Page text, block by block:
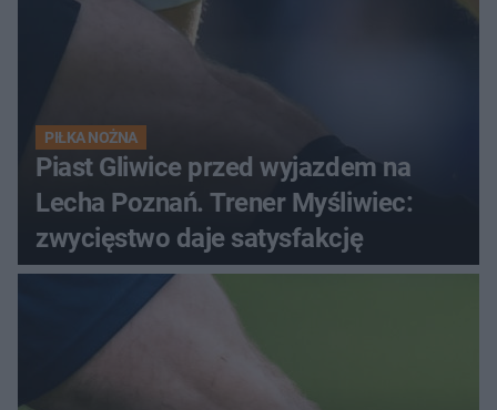
PIŁKA NOŻNA
Piast Gliwice przed wyjazdem na
Lecha Poznań. Trener Myśliwiec:
zwycięstwo daje satysfakcję